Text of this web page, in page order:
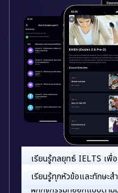
เรียนรู้ทุกหัวข้อและทักษะ